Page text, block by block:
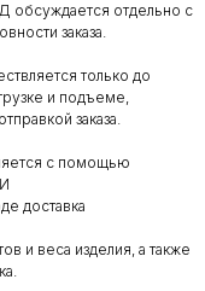
обсуждается отдельно с
заказа.
только до
и подъеме,
заказа.
с помощью
доставка
и веса изделия, а также